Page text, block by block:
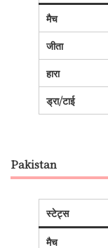
मैच
जीता
हारा
ड्रा/टाई
Pakistan
स्टेट्स
मैच